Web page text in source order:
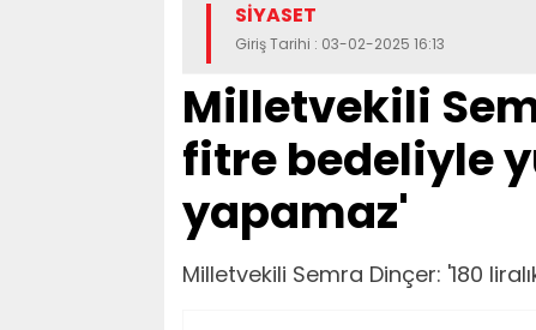
SİYASET
Giriş Tarihi : 03-02-2025 16:13
Milletvekili
fitre bedeliyle
yapamaz'
Milletvekili Semra Dinçer: '180